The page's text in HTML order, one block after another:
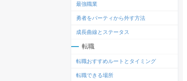
最強職業
勇者をパーティから外す方法
成長曲線とステータス
転職
転職おすすめルートとタイミング
転職できる場所